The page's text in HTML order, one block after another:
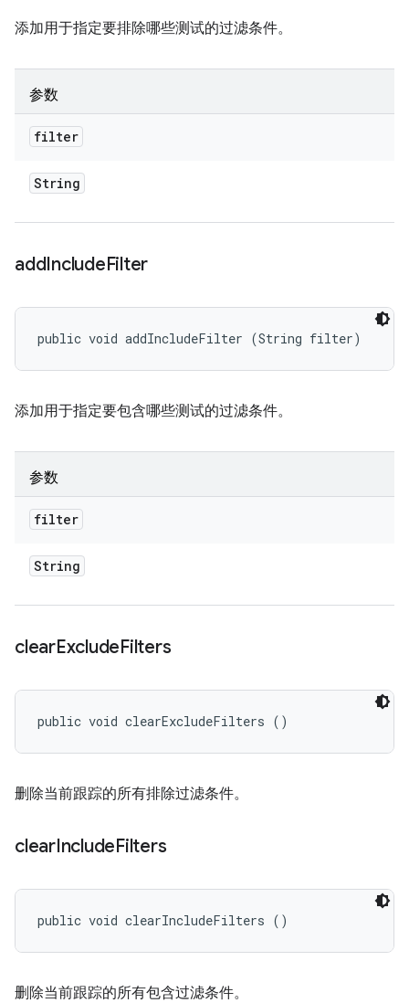
添加用于指定要排除哪些测试的过滤条件。
参数
filter
String
addIncludeFilter
public void addIncludeFilter (String filter)
添加用于指定要包含哪些测试的过滤条件。
参数
filter
String
clearExcludeFilters
public void clearExcludeFilters ()
删除当前跟踪的所有排除过滤条件。
clearIncludeFilters
public void clearIncludeFilters ()
删除当前跟踪的所有包含过滤条件。